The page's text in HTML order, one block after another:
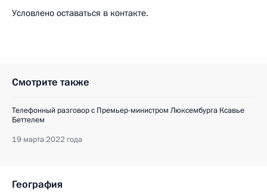
Условлено оставаться в контакте.
Смотрите также
Телефонный разговор с Премьер-министром Люксембурга Ксавье
Беттелем
19 марта 2022 года
География